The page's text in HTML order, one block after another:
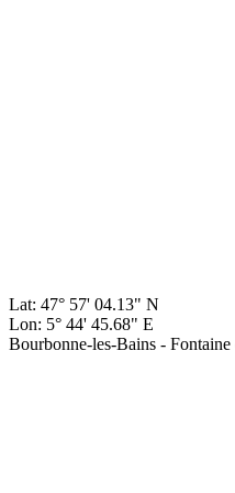
Lat: 47° 57' 04.13" N
Lon: 5° 44' 45.68" E
Bourbonne-les-Bains - Fontaine